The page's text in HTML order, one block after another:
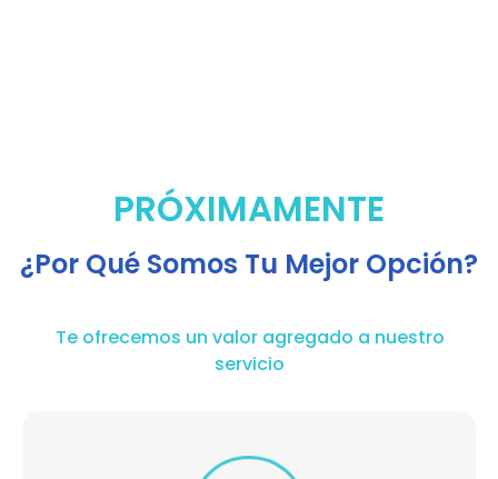
PRÓXIMAMENTE
¿Por Qué Somos Tu Mejor Opción?
Te ofrecemos un valor agregado a nuestro
servicio